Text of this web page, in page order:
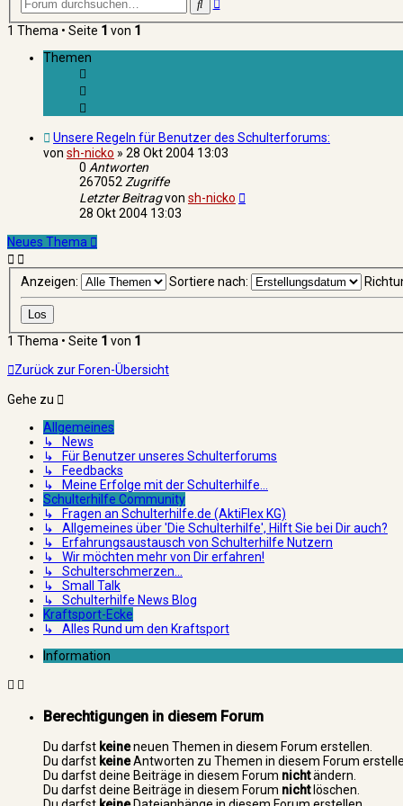
Suche
1 Thema • Seite 1 von 1
Themen
Unsere Regeln für Benutzer des Schulterforums:
von sh-nicko » 28 Okt 2004 13:03
0 Antworten
267052Zugriffe
Letzter Beitragvon sh-nicko
28 Okt 2004 13:03
Neues Thema
Anzeigen: Sortiere nach:
1 Thema • Seite 1 von 1
Zurück zur Foren-Übersicht
Gehe zu
Allgemeines
↳ News
↳ Für Benutzer unseres Schulterforums
↳ Feedbacks
↳ Meine Erfolge mit der Schulterhilfe...
Schulterhilfe Community
↳ Fragen an Schulterhilfe.de (AktiFlex KG)
↳ Allgemeines über 'Die Schulterhilfe', Hilft Sie bei Dir auch?
↳ Erfahrungsaustausch von Schulterhilfe Nutzern
↳ Wir möchten mehr von Dir erfahren!
↳ Schulterschmerzen...
↳ Small Talk
↳ Schulterhilfe News Blog
Kraftsport-Ecke
↳ Alles Rund um den Kraftsport
Information
Berechtigungen in diesem Forum
Du darfst keineneuen Themen in diesem Forum erstellen.
Du darfst keineAntworten zu Themen in diesem Forum
Du darfst deine Beiträge in diesem Forum nichtändern.
Du darfst deine Beiträge in diesem Forum nichtlöschen.